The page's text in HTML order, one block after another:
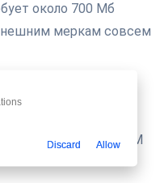
около 700 Мб
меркам совсем
баз на
этого звучания DOOM
Discard Allow